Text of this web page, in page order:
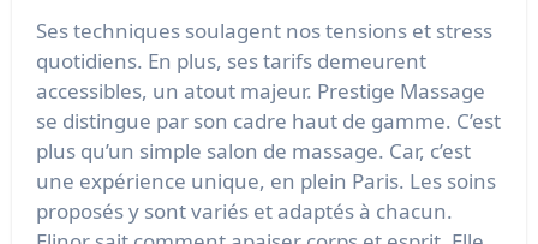
Ses techniques soulagent nos tensions et stress
quotidiens. En plus, ses tarifs demeurent
accessibles, un atout majeur. Prestige Massage
se distingue par son cadre haut de gamme. C’est
plus qu’un simple salon de massage. Car, c’est
une expérience unique, en plein Paris. Les soins
proposés y sont variés et adaptés à chacun.